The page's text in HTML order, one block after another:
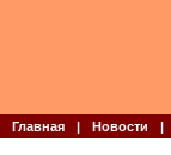
Главная | Новости |